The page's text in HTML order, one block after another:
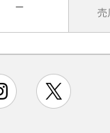
売
instagram